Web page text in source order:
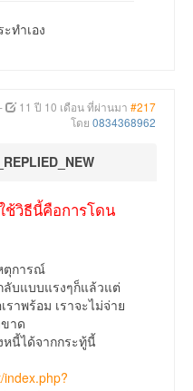
ทำเอง
- 11 ปี 10 เดือน ที่ผ่านมา #217
โดย 0834368962
ช้วิธีนี้คือการโดน
ตุการณ์
ลับแบบแรงๆก็แล้วแต่
ราพร้อม เราจะไม่จ่าย
าด
นี้ได้จากกระทู้นี้
index.php?